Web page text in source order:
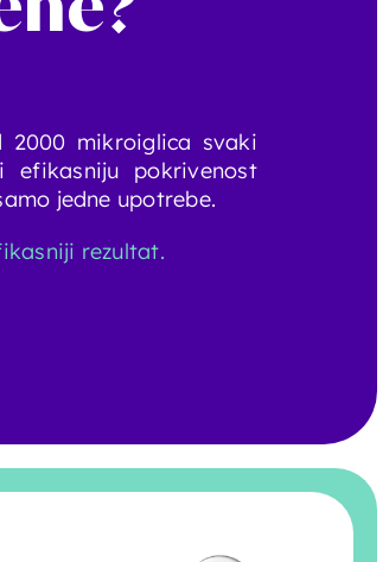
2000 mikroiglica svaki
efikasniju pokrivenost
jedne upotrebe.
rezultat.